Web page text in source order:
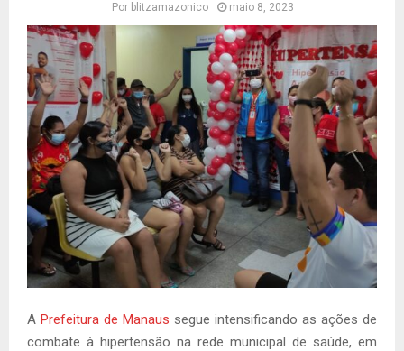
Por blitzamazonico maio 8, 2023
A Prefeitura de Manaus segue intensificando as ações de
combate à hipertensão na rede municipal de saúde, em